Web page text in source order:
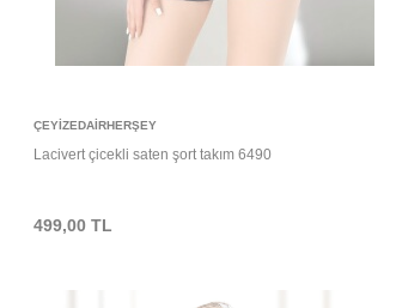
Sepete Ekle
ÇEYIZEDAIRHERŞEY
Lacivert çicekli saten şort takım 6490
499,00 TL